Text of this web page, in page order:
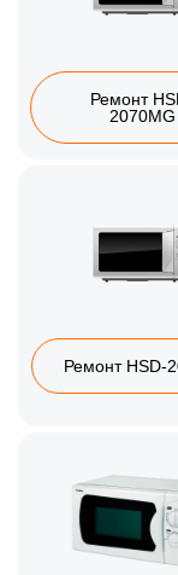
Ремонт
2070MG
Ремонт HSD-